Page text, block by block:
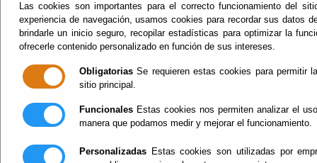
Las cookies son importantes para el correcto funcionamiento del
experiencia de navegación, usamos cookies para recordar sus datos
brindarle un inicio seguro, recopilar estadísticas para optimizar la
ofrecerle contenido personalizado en función de sus intereses.
Obligatorias Se requieren estas cookies para permitir
sitio principal.
Funcionales Estas cookies nos permiten analizar el
manera que podamos medir y mejorar el funcionamiento.
Personalizadas Estas cookies son utilizadas por
Inicio - Iniciativas Europeas
DIPALME_ BBRR Subvenciones para Actuaciones de
Formación en Competencias Digitales